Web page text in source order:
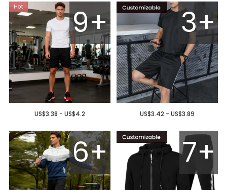
3+
US$3.42 - US$3.89
9+
US$3.38 - US$4.2
7+
6+